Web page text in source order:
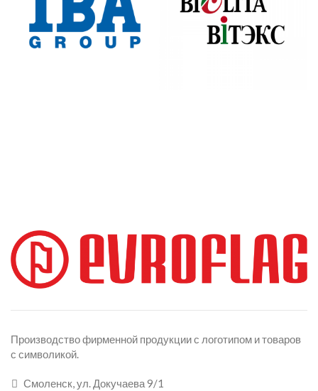
Производство фирменной продукции с логотипом и товаров
с символикой.
Смоленск, ул. Докучаева 9/1